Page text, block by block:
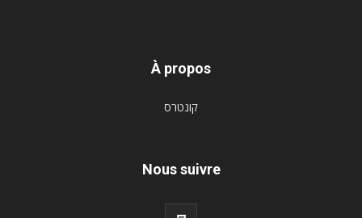
À propos
קונטרס
Nous suivre